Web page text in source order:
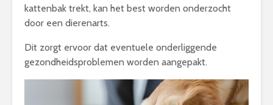
kattenbak trekt, kan het best worden onderzocht
door een dierenarts.
Dit zorgt ervoor dat eventuele onderliggende
gezondheidsproblemen worden aangepakt.